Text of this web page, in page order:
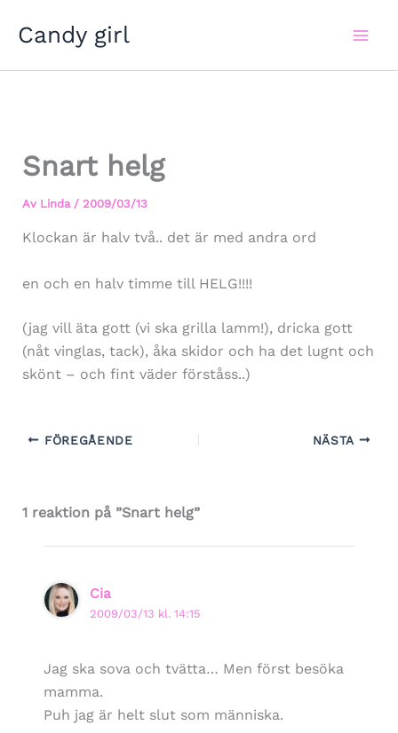
Candy girl
Snart helg
Av Linda / 2009/03/13
Klockan är halv två.. det är med andra ord
en och en halv timme till HELG!!!!
(jag vill äta gott (vi ska grilla lamm!), dricka gott
(nåt vinglas, tack), åka skidor och ha det lugnt och
skönt – och fint väder förståss..)
FÖREGÅENDE NÄSTA
1 reaktion på ”Snart helg”
Cia
2009/03/13 kl. 14:15
Jag ska sova och tvätta… Men först besöka
mamma.
Puh jag är helt slut som människa.